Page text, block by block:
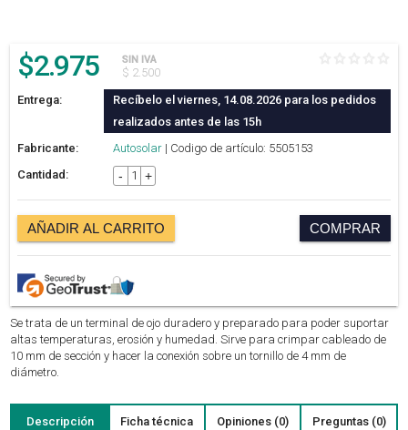
$2.975 SIN IVA
$ 2.500
Entrega:
Recíbelo el viernes, 14.08.2026 para los pedidos
realizados antes de las 15h
Fabricante:
Autosolar | Codigo de artículo: 5505153
Cantidad:
- +
AÑADIR AL CARRITO COMPRAR
Se trata de un terminal de ojo duradero y preparado para poder suportar
altas temperaturas, erosión y humedad. Sirve para crimpar cableado de
10 mm de sección y hacer la conexión sobre un tornillo de 4 mm de
diámetro.
Descripción Ficha técnica Opiniones (0) Preguntas (0)